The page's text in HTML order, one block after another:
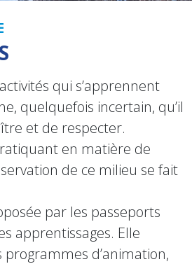
qui s’apprennent
quelquefois incertain, qu’il
et de respecter.
en matière de
de ce milieu se fait
par les passeports
apprentissages. Elle
programmes d’animation,